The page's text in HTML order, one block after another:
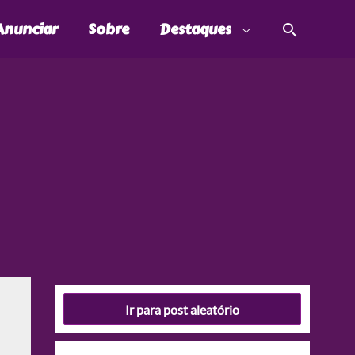
Sobre Destaques
Ir para post aleatório